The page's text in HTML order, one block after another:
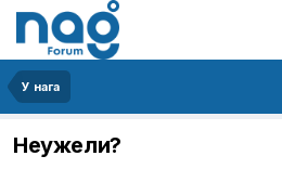
У нага
Неужели?